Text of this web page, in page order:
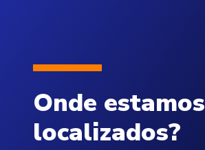
Onde estamos
localizados?